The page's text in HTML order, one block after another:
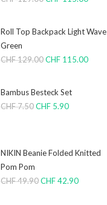
Roll Top Backpack Light Wave
Green
CHF129.00CHF 115.00
Bambus Besteck Set
CHF7.50CHF 5.90
NIKIN Beanie Folded Knitted
Pom Pom
CHF49.90CHF42.90